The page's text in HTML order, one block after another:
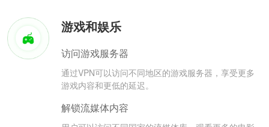
游戏和娱乐
访问游戏服务器
通过VPN可以访问不同地区的游戏服务器，享受更多
游戏内容和更低的延迟。
解锁流媒体内容